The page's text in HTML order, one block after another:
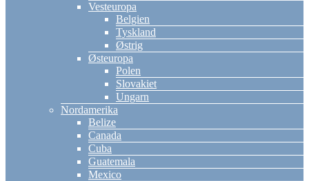
Vesteuropa
Belgien
Tyskland
Østrig
Østeuropa
Polen
Slovakiet
Ungarn
Nordamerika
Belize
Canada
Cuba
Guatemala
Mexico